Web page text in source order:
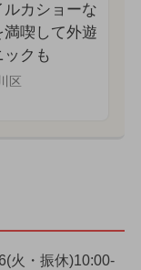
カショーな
満喫して外遊
ックも
区
火・振休)10:00-